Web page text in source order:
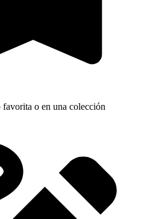
favorita o en una colección